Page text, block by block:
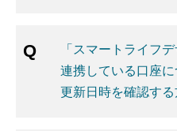
「スマートライフ
連携している口座
更新日時を確認す